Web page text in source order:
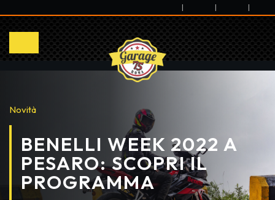
| | |
Novità
BENELLI WEEK 2022 A
PESARO: SCOPRI IL
PROGRAMMA